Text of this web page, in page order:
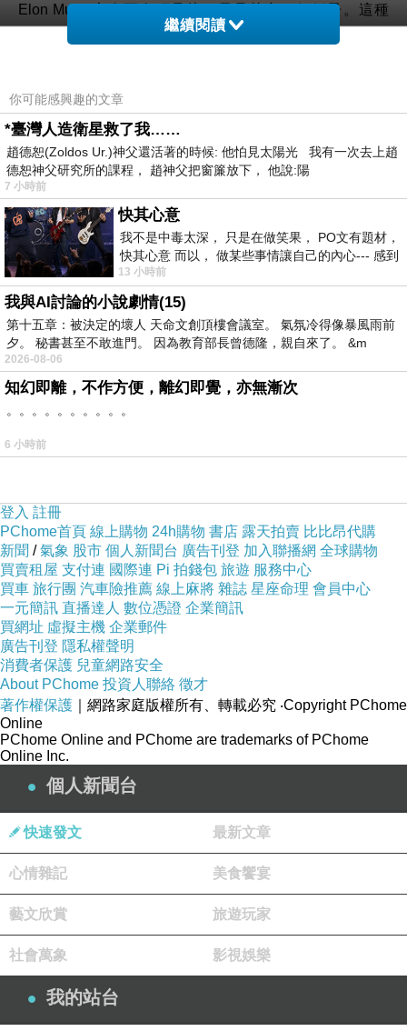
Elon Musk 宣布要自研晶片，只是其中一個例子。這種
「全棧自主」競賽，意味著公司不只想控制演算法和數
以往對科技演進的直覺，令人感覺不尋常。以前一項重大
技術可能需要十年才能成熟，如今幾個月就被更新迭代，
社會和人心卻來不及適應。
為何快？背後推手不只一個
這種「快」並不是自然節奏，而是多重壓力下的結果。
地緣政治：美國和中國都視 AI 為戰略武器，沒有任何一方
敢慢下來。
資本市場：投資人期待下一個突破帶動估值，誰停下來就
等於失去資金。
產業競爭：OpenAI、Google、Meta、xAI 等彼此角力，慢
一步就可能被市場淘汰。
因為人類突然更聰明，而是誰都不敢停。
思考被速度取代
正常的科技進程應該是：有突破 → 經過社會和倫理的反思
→ 漸進推廣。但現在的流程變成：有突破 → 立即商業化
→ 再尋找下一個突破。中間的反思與檢討被整個跳過。結
果是技術一再堆疊，但風險沒有被充分消化。
舉例來說，生成式 AI 的普及比社會規範還要快得多，學生
作弊、假新聞生成、著作權爭議都接踵而來。自動駕駛技
術明明還未完全成熟，卻已經被迫上路測試，只因公司需
要數據和市場佔位。這種「快」不是自然的進展，而是一
種失去平衡的快。
Musk 研發晶片不只是為了硬件，而是意味著從模型、數
據到晶片全部自家控制，形成「全棧封閉循環」。一旦公
代。這代表未來的技術演進可能完全脫離人類能夠理解的
機。但當 AI 和晶片加速到這個層次，涉及的已經是教育、
就業、軍事甚至國際秩序。速度不再只是市場競爭，而會
繼續閱讀
你可能感興趣的文章
*臺灣人造衛星救了我……
趙德恕(Zoldos Ur.)神父還活著的時候: 他怕見太陽光 我有一次去上趙
德恕神父研究所的課程， 趙神父把窗簾放下， 他說:陽
7 小時前
快其心意
我不是中毒太深， 只是在做笑果， PO文有題材，
快其心意 而以， 做某些事情讓自己的內心--- 感到
愉快。
13 小時前
我與AI討論的小說劇情(15)
第十五章：被決定的壞人 天命文創頂樓會議室。 氣氛冷得像暴風雨前
夕。 秘書甚至不敢進門。 因為教育部長曾德隆，親自來了。 &m
2026-08-06
知幻即離，不作方便，離幻即覺，亦無漸次
。。。。。。。。。。
6 小時前
登入 註冊
PChome首頁 線上購物 24h購物 書店 露天拍賣 比比昂代購
新聞 /氣象 股市 個人新聞台 廣告刊登 加入聯播網 全球購物
買賣租屋 支付連 國際連 Pi 拍錢包 旅遊 服務中心
買車 旅行團 汽車險推薦 線上麻將 雜誌 星座命理 會員中心
一元簡訊 直播達人 數位憑證 企業簡訊
買網址 虛擬主機 企業郵件
廣告刊登 隱私權聲明
消費者保護 兒童網路安全
About PChome 投資人聯絡 徵才
著作權保護 ｜網路家庭版權所有、轉載必究 ‧Copyright PChome
Online
PChome Online and PChome are trademarks of PChome
Online Inc.
個人新聞台
快速發文 最新文章
心情雜記 美食饗宴
藝文欣賞 旅遊玩家
社會萬象 影視娛樂
我的站台